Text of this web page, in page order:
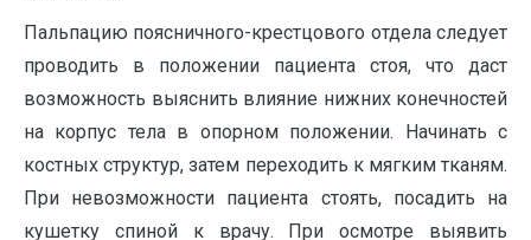
Пальпацию поясничного-крестцового отдела следует
проводить в положении пациента стоя, что даст
возможность выяснить влияние нижних конечностей
на корпус тела в опорном положении. Начинать с
костных структур, затем переходить к мягким тканям.
При невозможности пациента стоять, посадить на
кушетку спиной к врачу. При осмотре выявить